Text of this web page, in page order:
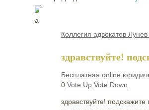
Коллегия адвокатов
здравствуйте!
Бесплатная online
0 Vote Up Vote Down
здравствуйте!